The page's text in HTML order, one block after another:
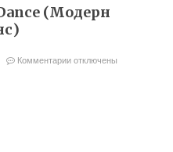
(Модерн
Комментарииотключены